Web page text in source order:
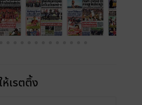
ห้เรตติ้ง